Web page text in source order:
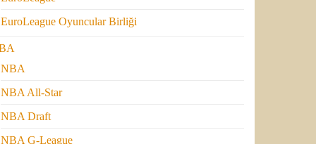
EuroLeague Oyuncular Birliği
NBA
NBA All-Star
NBA Draft
NBA G-League